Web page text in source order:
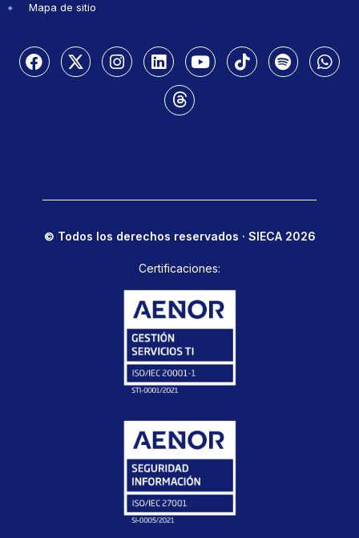
Mapa de sitio
© Todos los derechos reservados · SIECA 2026
Certificaciones: